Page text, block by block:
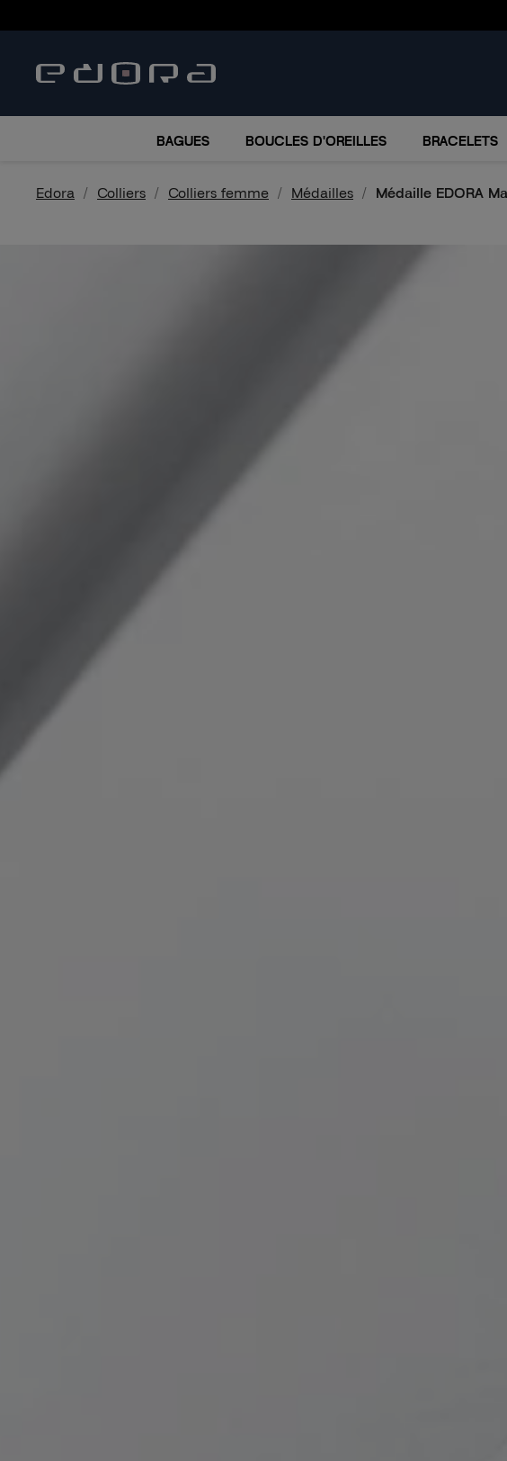
BRACELETS COLLIERS
BAGUES BOUCLES D'OREILLES BRACELETS
Edora Colliers Colliers femme Médailles Médaille EDORA